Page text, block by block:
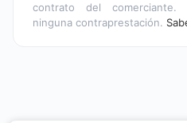
contrato del comerciante.
ninguna contraprestación.